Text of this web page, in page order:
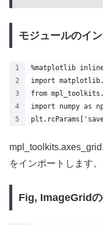
モジュールのイ
%matplotlib
import
from
import numpy as
をインポートします。
Fig, ImageGrid